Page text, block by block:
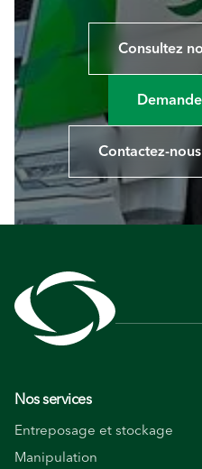
Consultez
Contactez-
Nos services
Entreposage et stockage
Manipulation